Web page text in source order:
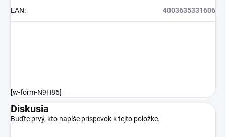
EAN: 4003635331606
[w-form-N9H86]
Diskusia
Buďte prvý, kto napíše príspevok k tejto položke.